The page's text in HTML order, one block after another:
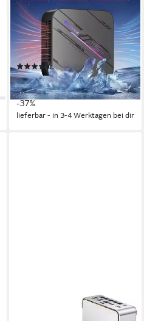
7430U(6C/12T), 16 GB DDR4
RAM, 512 GB SSD Mini-PC
AMD AMD Ryzen 5 7430U
Prozessor
512 GB Speicherkapazität
(11)
439,99 € UVP699,99 €
15,79 €mtl. in 36 Raten
-37%
lieferbar - in 3-4 Werktagen bei dir